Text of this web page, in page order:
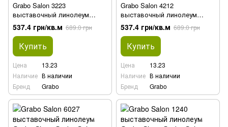
Grabo Salon 3223
выставочный линолеум
Grabo Show
537.4 грн/кв.м 689.0 грн
Купить
Цена
13.23
Наличие В наличии
Бренд
Grabo
Grabo Salon 4212
выставочный линолеум
Grabo Show
537.4 грн/кв.м 689.0 грн
Купить
Цена
13.23
Наличие В наличии
Бренд
Grabo